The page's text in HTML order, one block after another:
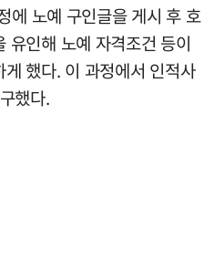
에 노예 구인글을 게시 후 호
유인해 노예 자격조건 등이
했다. 이 과정에서 인적사
했다.